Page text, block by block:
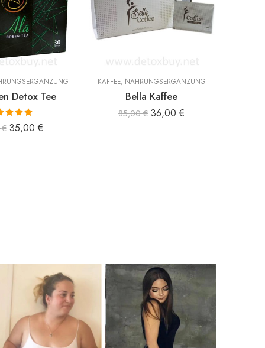
Detox Tee
mit
von 5
€ 35,00 €
KAFFEE, NAHRUNGSERGÄNZUNG
Bella Kaffee
85,00€ 36,00 €